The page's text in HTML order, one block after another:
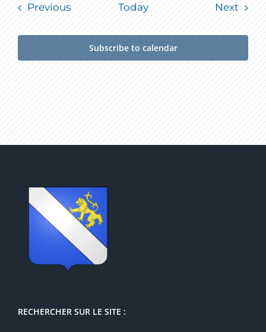
PreviousEvents Today Next
Subscribe to calendar
RECHERCHER SUR LE SITE :